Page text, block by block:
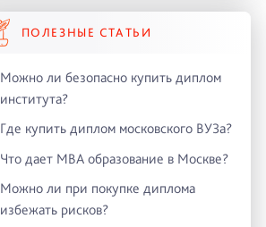
ПОЛЕЗНЫЕ СТАТЬИ
Можно ли безопасно купить диплом
института?
Где купить диплом московского ВУЗа?
Что дает MBA образование в Москве?
Можно ли при покупке диплома
избежать рисков?